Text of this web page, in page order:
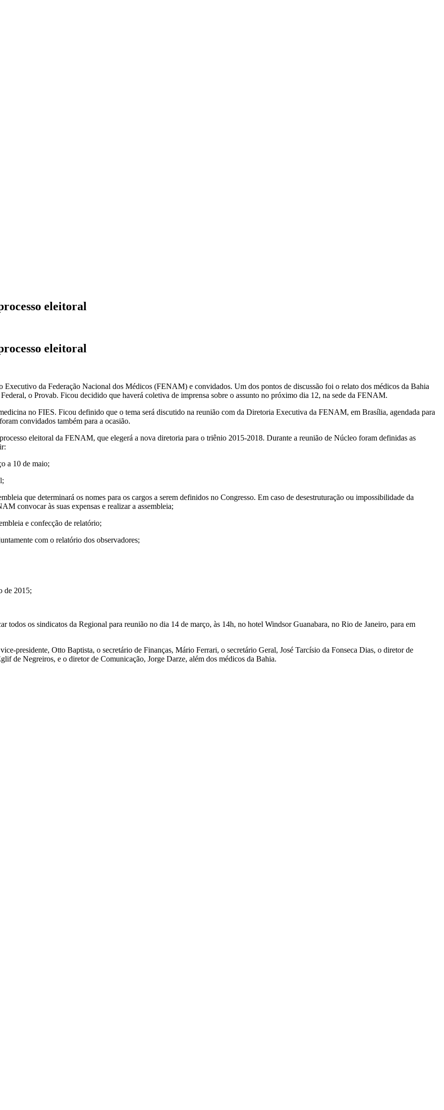
eleitoral
eleitoral
da Federação Nacional dos Médicos (FENAM) e convidados. Um dos pontos de discussão foi o relato dos médicos da Bahia
o Provab. Ficou decidido que haverá coletiva de imprensa sobre o assunto no próximo dia 12, na sede da FENAM.
no FIES. Ficou definido que o tema será discutido na reunião com da Diretoria Executiva da FENAM, em Brasília, agendada para
convidados também para a ocasião.
eleitoral da FENAM, que elegerá a nova diretoria para o triênio 2015-2018. Durante a reunião de Núcleo foram definidas as
a 10 de maio;
que determinará os nomes para os cargos a serem definidos no Congresso. Em caso de desestruturação ou impossibilidade da
convocar às suas expensas e realizar a assembleia;
e confecção de relatório;
com o relatório dos observadores;
de 2015;
os sindicatos da Regional para reunião no dia 14 de março, às 14h, no hotel Windsor Guanabara, no Rio de Janeiro, para em
presidente, Otto Baptista, o secretário de Finanças, Mário Ferrari, o secretário Geral, José Tarcísio da Fonseca Dias, o diretor de
de Negreiros, e o diretor de Comunicação, Jorge Darze, além dos médicos da Bahia.